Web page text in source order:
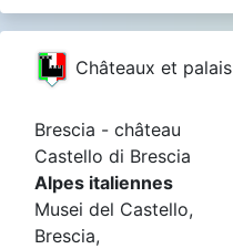
Châteaux et palais
Brescia - château
Castello di Brescia
Alpes italiennes
Musei del Castello,
Brescia,